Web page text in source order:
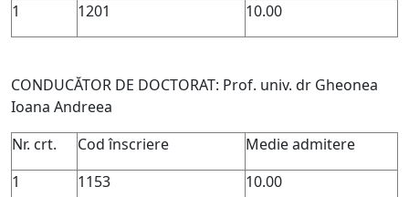
1
1201 10.00
CONDUCĂTOR DE DOCTORAT: Prof. univ. dr Gheonea
Ioana Andreea
Nr. crt.
Cod înscriere
Medie admitere
1
1153 10.00